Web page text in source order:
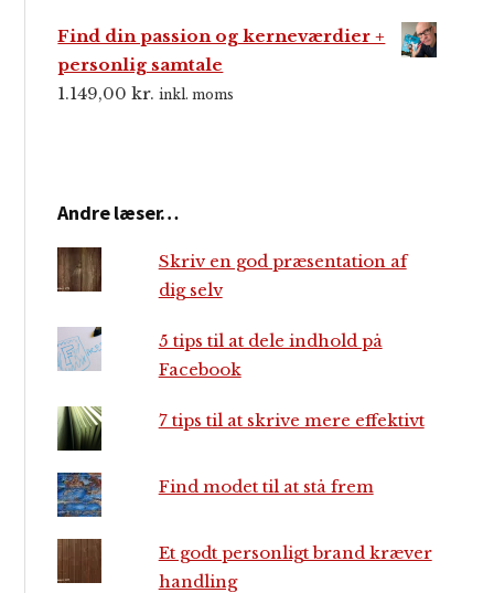
Find din passion og kerneværdier +
personlig samtale
1.149,00kr. inkl. moms
Andre læser…
Skriv en god præsentation af
dig selv
5 tips til at dele indhold på
Facebook
7 tips til at skrive mere effektivt
Find modet til at stå frem
Et godt personligt brand kræver
handling